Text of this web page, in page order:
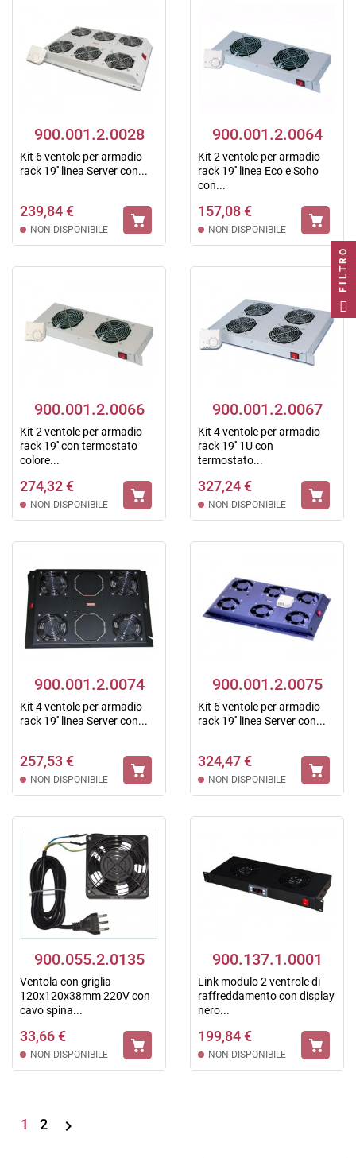
900.001.2.0028
Kit 6 ventole per armadio
rack 19'' linea Server con...
239,84 €
NON DISPONIBILE
900.001.2.0064
Kit 2 ventole per armadio
rack 19'' linea Eco e Soho
con...
157,08 €
NON DISPONIBILE
900.001.2.0066
Kit 2 ventole per armadio
rack 19'' con termostato
colore...
274,32 €
NON DISPONIBILE
900.001.2.0067
Kit 4 ventole per armadio
rack 19'' 1U con
termostato...
327,24 €
NON DISPONIBILE
900.001.2.0074
Kit 4 ventole per armadio
rack 19'' linea Server con...
257,53 €
NON DISPONIBILE
900.001.2.0075
Kit 6 ventole per armadio
rack 19'' linea Server con...
324,47 €
NON DISPONIBILE
900.055.2.0135
Ventola con griglia
120x120x38mm 220V con
cavo spina...
33,66 €
NON DISPONIBILE
900.137.1.0001
Link modulo 2 ventrole di
raffreddamento con display
nero...
199,84 €
NON DISPONIBILE
1 2 
FILTRO